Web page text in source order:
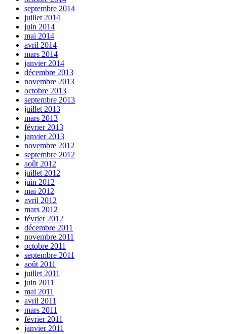
septembre 2014
juillet 2014
juin 2014
mai 2014
avril 2014
mars 2014
janvier 2014
décembre 2013
novembre 2013
octobre 2013
septembre 2013
juillet 2013
mars 2013
février 2013
janvier 2013
novembre 2012
septembre 2012
août 2012
juillet 2012
juin 2012
mai 2012
avril 2012
mars 2012
février 2012
décembre 2011
novembre 2011
octobre 2011
septembre 2011
août 2011
juillet 2011
juin 2011
mai 2011
avril 2011
mars 2011
février 2011
janvier 2011